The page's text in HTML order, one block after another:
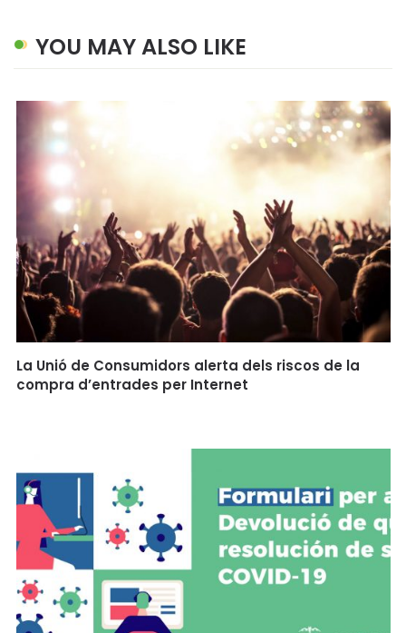
YOU MAY ALSO LIKE
La Unió de Consumidors alerta dels riscos de la
compra d’entrades per Internet